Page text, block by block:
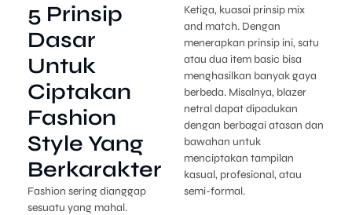
5 Prinsip
Dasar
Untuk
Ciptakan
Fashion
Style Yang
Berkarakter
Fashion sering dianggap
sesuatu yang mahal.
Ketiga, kuasai prinsip mix
and match. Dengan
menerapkan prinsip ini, satu
atau dua item basic bisa
menghasilkan banyak gaya
berbeda. Misalnya, blazer
netral dapat dipadukan
dengan berbagai atasan dan
bawahan untuk
menciptakan tampilan
kasual, profesional, atau
semi-formal.